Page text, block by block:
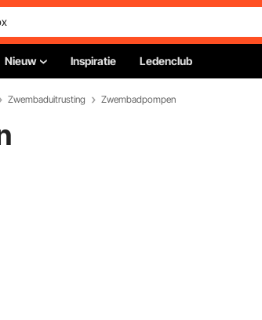
Nieuw Inspiratie Ledenclub
Zwembaduitrusting Zwembadpompen